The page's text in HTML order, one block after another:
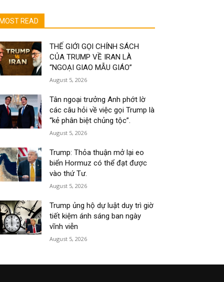
MOST READ
THẾ GIỚI GỌI CHÍNH SÁCH
CỦA TRUMP VỀ IRAN LÀ
“NGOẠI GIAO MẪU GIÁO”
August 5, 2026
Tân ngoại trưởng Anh phớt lờ
các câu hỏi về việc gọi Trump là
“kẻ phân biệt chủng tộc”.
August 5, 2026
Trump: Thỏa thuận mở lại eo
biển Hormuz có thể đạt được
vào thứ Tư.
August 5, 2026
Trump ủng hộ dự luật duy trì giờ
tiết kiệm ánh sáng ban ngày
vĩnh viễn
August 5, 2026